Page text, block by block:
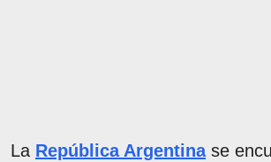
La República Argentinase